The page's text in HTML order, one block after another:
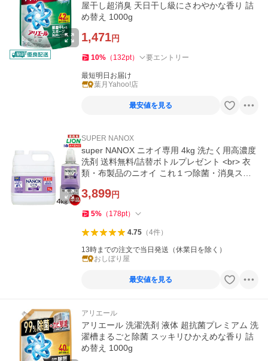
屋干し超消臭 天日干し級にさわやかな香り 詰
め替え 1000g
1,471円
10% （ 132pt） 要エントリー
最短明日お届け
葉月Yahoo!店
最安値を見る
SUPER NANOX
super NANOX ニオイ専用 4kg 洗たく用高濃度
洗剤 送料無料/詰替ボトルプレゼント <br> 衣
類・布製品のニオイ これ１つ除菌・消臭スプ
3,899円
5% （ 178pt）
4.75（4件）
13時までの注文で当日発送（休業日を除く）
おしぼり屋
最安値を見る
アリエール
アリエール 洗濯洗剤 液体 超抗菌プレミアム 洗
濯槽まるごと除菌 スッキリひかえめな香り 詰
め替え 1000g